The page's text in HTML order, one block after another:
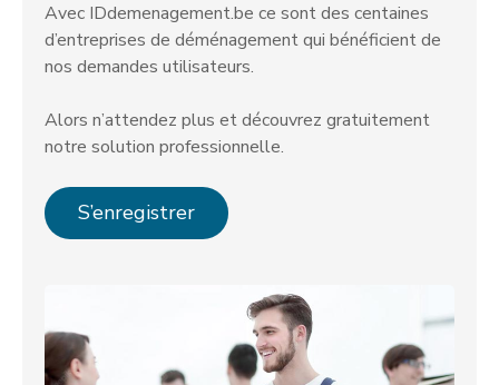
Avec IDdemenagement.be ce sont des centaines
d’entreprises de déménagement qui bénéficient de
nos demandes utilisateurs.
Alors n’attendez plus et découvrez gratuitement
notre solution professionnelle.
S’enregistrer